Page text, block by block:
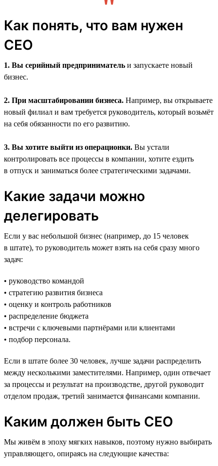
Как понять, что вам нужен
CEO
1. Вы серийный предприниматель и запускаете новый
бизнес.
2. При масштабировании бизнеса. Например, вы открываете
новый филиал и вам требуется руководитель, который возьмёт
на себя обязанности по его развитию.
3. Вы хотите выйти из операционки. Вы устали
контролировать все процессы в компании, хотите ездить
в отпуск и заниматься более стратегическими задачами.
Какие задачи можно
делегировать
Если у вас небольшой бизнес (например, до 15 человек
в штате), то руководитель может взять на себя сразу много
задач:
• руководство командой
• стратегию развития бизнеса
• оценку и контроль работников
• распределение бюджета
• встречи с ключевыми партнёрами или клиентами
• подбор персонала.
Если в штате более 30 человек, лучше задачи распределить
между несколькими заместителями. Например, один отвечает
за процессы и результат на производстве, другой руководит
отделом продаж, третий занимается финансами компании.
Каким должен быть CEO
Мы живём в эпоху мягких навыков, поэтому нужно выбирать
управляющего, опираясь на следующие качества: